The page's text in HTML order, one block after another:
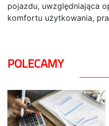
pojazdu, uwzględniająca
komfortu użytkowania,
POLECAMY